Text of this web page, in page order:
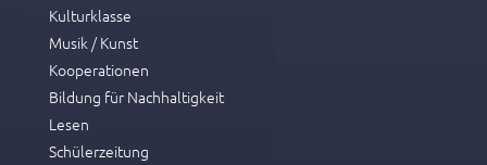
Kulturklasse
Musik / Kunst
Kooperationen
Bildung für Nachhaltigkeit
Lesen
Schülerzeitung